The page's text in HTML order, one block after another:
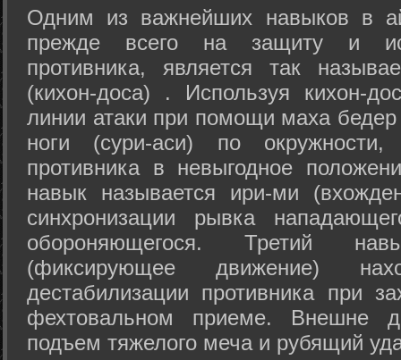
Одним из важнейших навыков в
прежде всего на защиту и
противника, является так
(кихон-доса) . Используя кихон-
линии атаки при помощи маха
ноги (сури-аси) по
противника в невыгодное
навык называется ири-ми
синхронизации рывка
обороняющегося. Третий
(фиксирующее движение)
дестабилизации противника при
фехтовальном приеме. Внешне
подъем тяжелого меча и рубящий